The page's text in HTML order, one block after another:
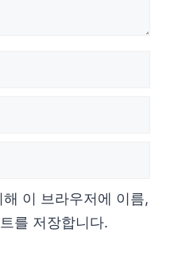
이 브라우저에 이름,
를 저장합니다.